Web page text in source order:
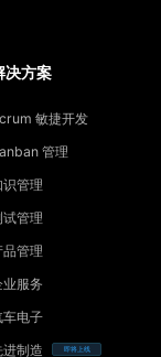
决方案
敏捷开发
管理
识管理
试管理
品管理
业服务
车电子
进制造
即将上线